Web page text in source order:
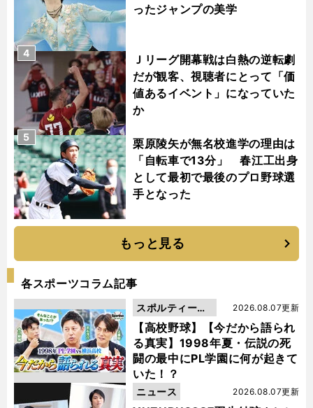
ったジャンプの美学
Ｊリーグ開幕戦は白熱の逆転劇
だが観客、視聴者にとって「価
値あるイベント」になっていた
か
4
栗原陵矢が無名校進学の理由は
「自転車で13分」 春江工出身
として最初で最後のプロ野球選
手となった
5
もっと見る
各スポーツコラム記事
【高校野球】【今だから語られ
る真実】1998年夏・伝説の死
闘の最中にPL学園に何が起きて
いた！？
2026.08.07更新
スポルティーバ
動画
2026.08.07更新
ニュース